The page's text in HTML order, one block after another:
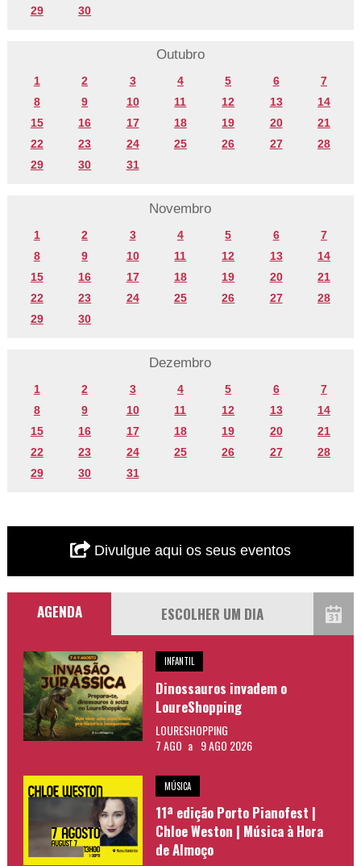
29 30
Outubro
1 2 3 4 5 6
7
8
9 10 11 12 13
14
15
16 17 18 19 20
21
22
23 24 25 26 27
28
29
30 31
Novembro
1 2 3 4 5 6
7
8
9 10 11 12 13
14
15
16 17 18 19 20
21
22
23 24 25 26 27
28
29
30
Dezembro
1 2 3 4 5 6
7
8
9 10 11 12 13
14
15
16 17 18 19 20
21
22
23 24 25 26 27
28
29
30 31
Divulgue aqui os seus eventos
AGENDA
INFANTIL
Dinossauros invadem o
LoureShopping
LOURESHOPPING
7 AGO a 9 AGO 2026
MÚSICA
11ª edição Porto Pianofest |
Chloe Weston | Música à Hora
de Almoço